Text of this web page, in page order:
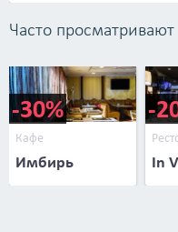
Часто просматривают
-30%
Кафе
Имбирь
-
In